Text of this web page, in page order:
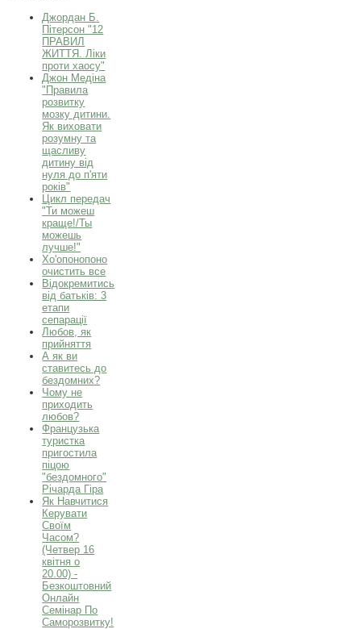
Джордан Б.
Пітерсон "12
ПРАВИЛ
ЖИТТЯ. Ліки
проти хаосу"
Джон Медіна
"Правила
розвитку
мозку дитини.
Як виховати
розумну та
щасливу
дитину від
нуля до п'яти
років"
Цикл передач
"Ти можеш
краще!/Ты
можешь
лучше!"
Хо'опонопоно
очистить все
Відокремитись
від батьків: 3
етапи
сепарації
Любов, як
прийняття
А як ви
ставитесь до
бездомних?
Чому не
приходить
любов?
Французька
туристка
пригостила
піцою
"бездомного"
Річарда Гіра
Як Навчитися
Керувати
Своїм
Часом?
(Четвер 16
квітня о
20.00) -
Безкоштовний
Онлайн
Семінар По
Саморозвитку!